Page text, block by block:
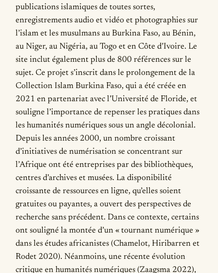
publications islamiques de toutes sortes,
enregistrements audio et vidéo et photographies sur
l’islam et les musulmans au Burkina Faso, au Bénin,
au Niger, au Nigéria, au Togo et en Côte d’Ivoire. Le
site inclut également plus de 800 références sur le
sujet. Ce projet s’inscrit dans le prolongement de la
Collection Islam Burkina Faso, qui a été créée en
2021 en partenariat avec l’Université de Floride, et
souligne l’importance de repenser les pratiques dans
les humanités numériques sous un angle décolonial.
Depuis les années 2000, un nombre croissant
d’initiatives de numérisation se concentrant sur
l’Afrique ont été entreprises par des bibliothèques,
centres d’archives et musées. La disponibilité
croissante de ressources en ligne, qu’elles soient
gratuites ou payantes, a ouvert des perspectives de
recherche sans précédent. Dans ce contexte, certains
ont souligné la montée d’un « tournant numérique »
dans les études africanistes (Chamelot, Hiribarren et
Rodet 2020). Néanmoins, une récente évolution
critique en humanités numériques (Zaagsma 2022),